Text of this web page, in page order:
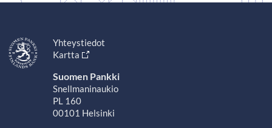
Yhteystiedot
Kartta
Suomen Pankki
Snellmaninaukio
PL 160
00101 Helsinki